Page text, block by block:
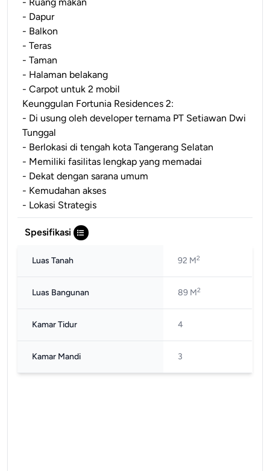
- Dapur
- Balkon
- Teras
- Taman
- Halaman belakang
- Carpot untuk 2 mobil
Keunggulan Fortunia Residences 2:
- Di usung oleh developer ternama PT Setiawan Dwi
Tunggal
- Berlokasi di tengah kota Tangerang Selatan
- Memiliki fasilitas lengkap yang memadai
- Dekat dengan sarana umum
- Kemudahan akses
- Lokasi Strategis
Spesifikasi
Luas Tanah 92 M2
Luas Bangunan 89 M2
Kamar Tidur 4
Kamar Mandi 3